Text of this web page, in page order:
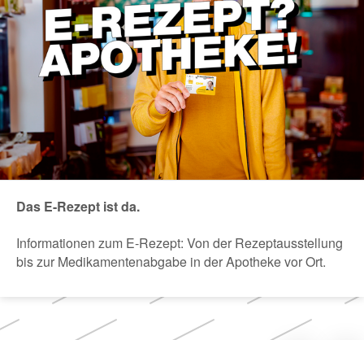
Das E-Rezept ist da.
Informationen zum E-Rezept: Von der Rezeptausstellung
bis zur Medikamentenabgabe in der Apotheke vor Ort.